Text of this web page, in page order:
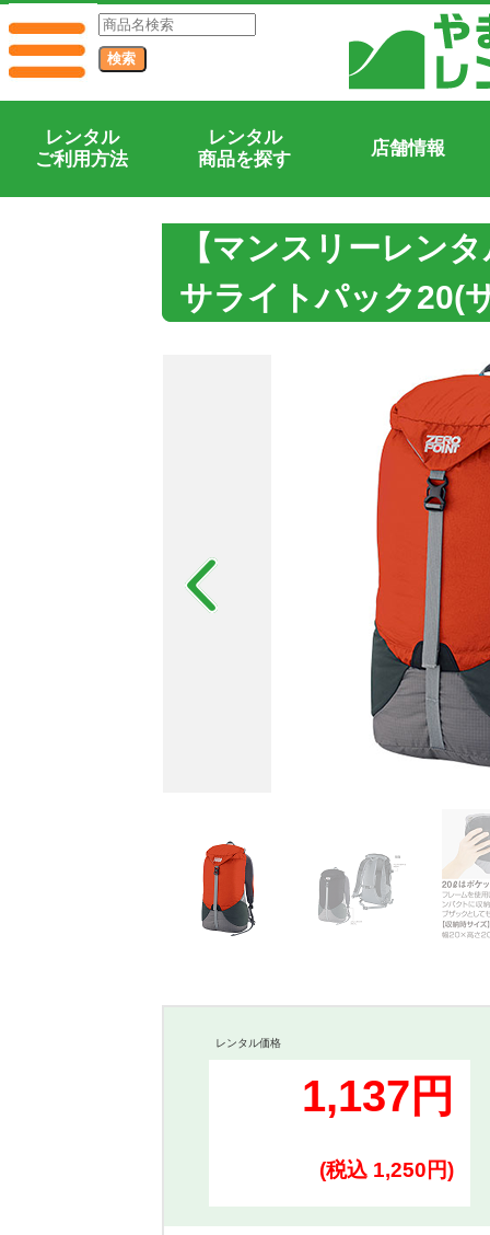
レンタル
ご利用方法
レンタル
商品を探す
店舗情報
【マンスリーレン
サライトパック20(
レンタル価格
1,137円
(税込 1,250円)